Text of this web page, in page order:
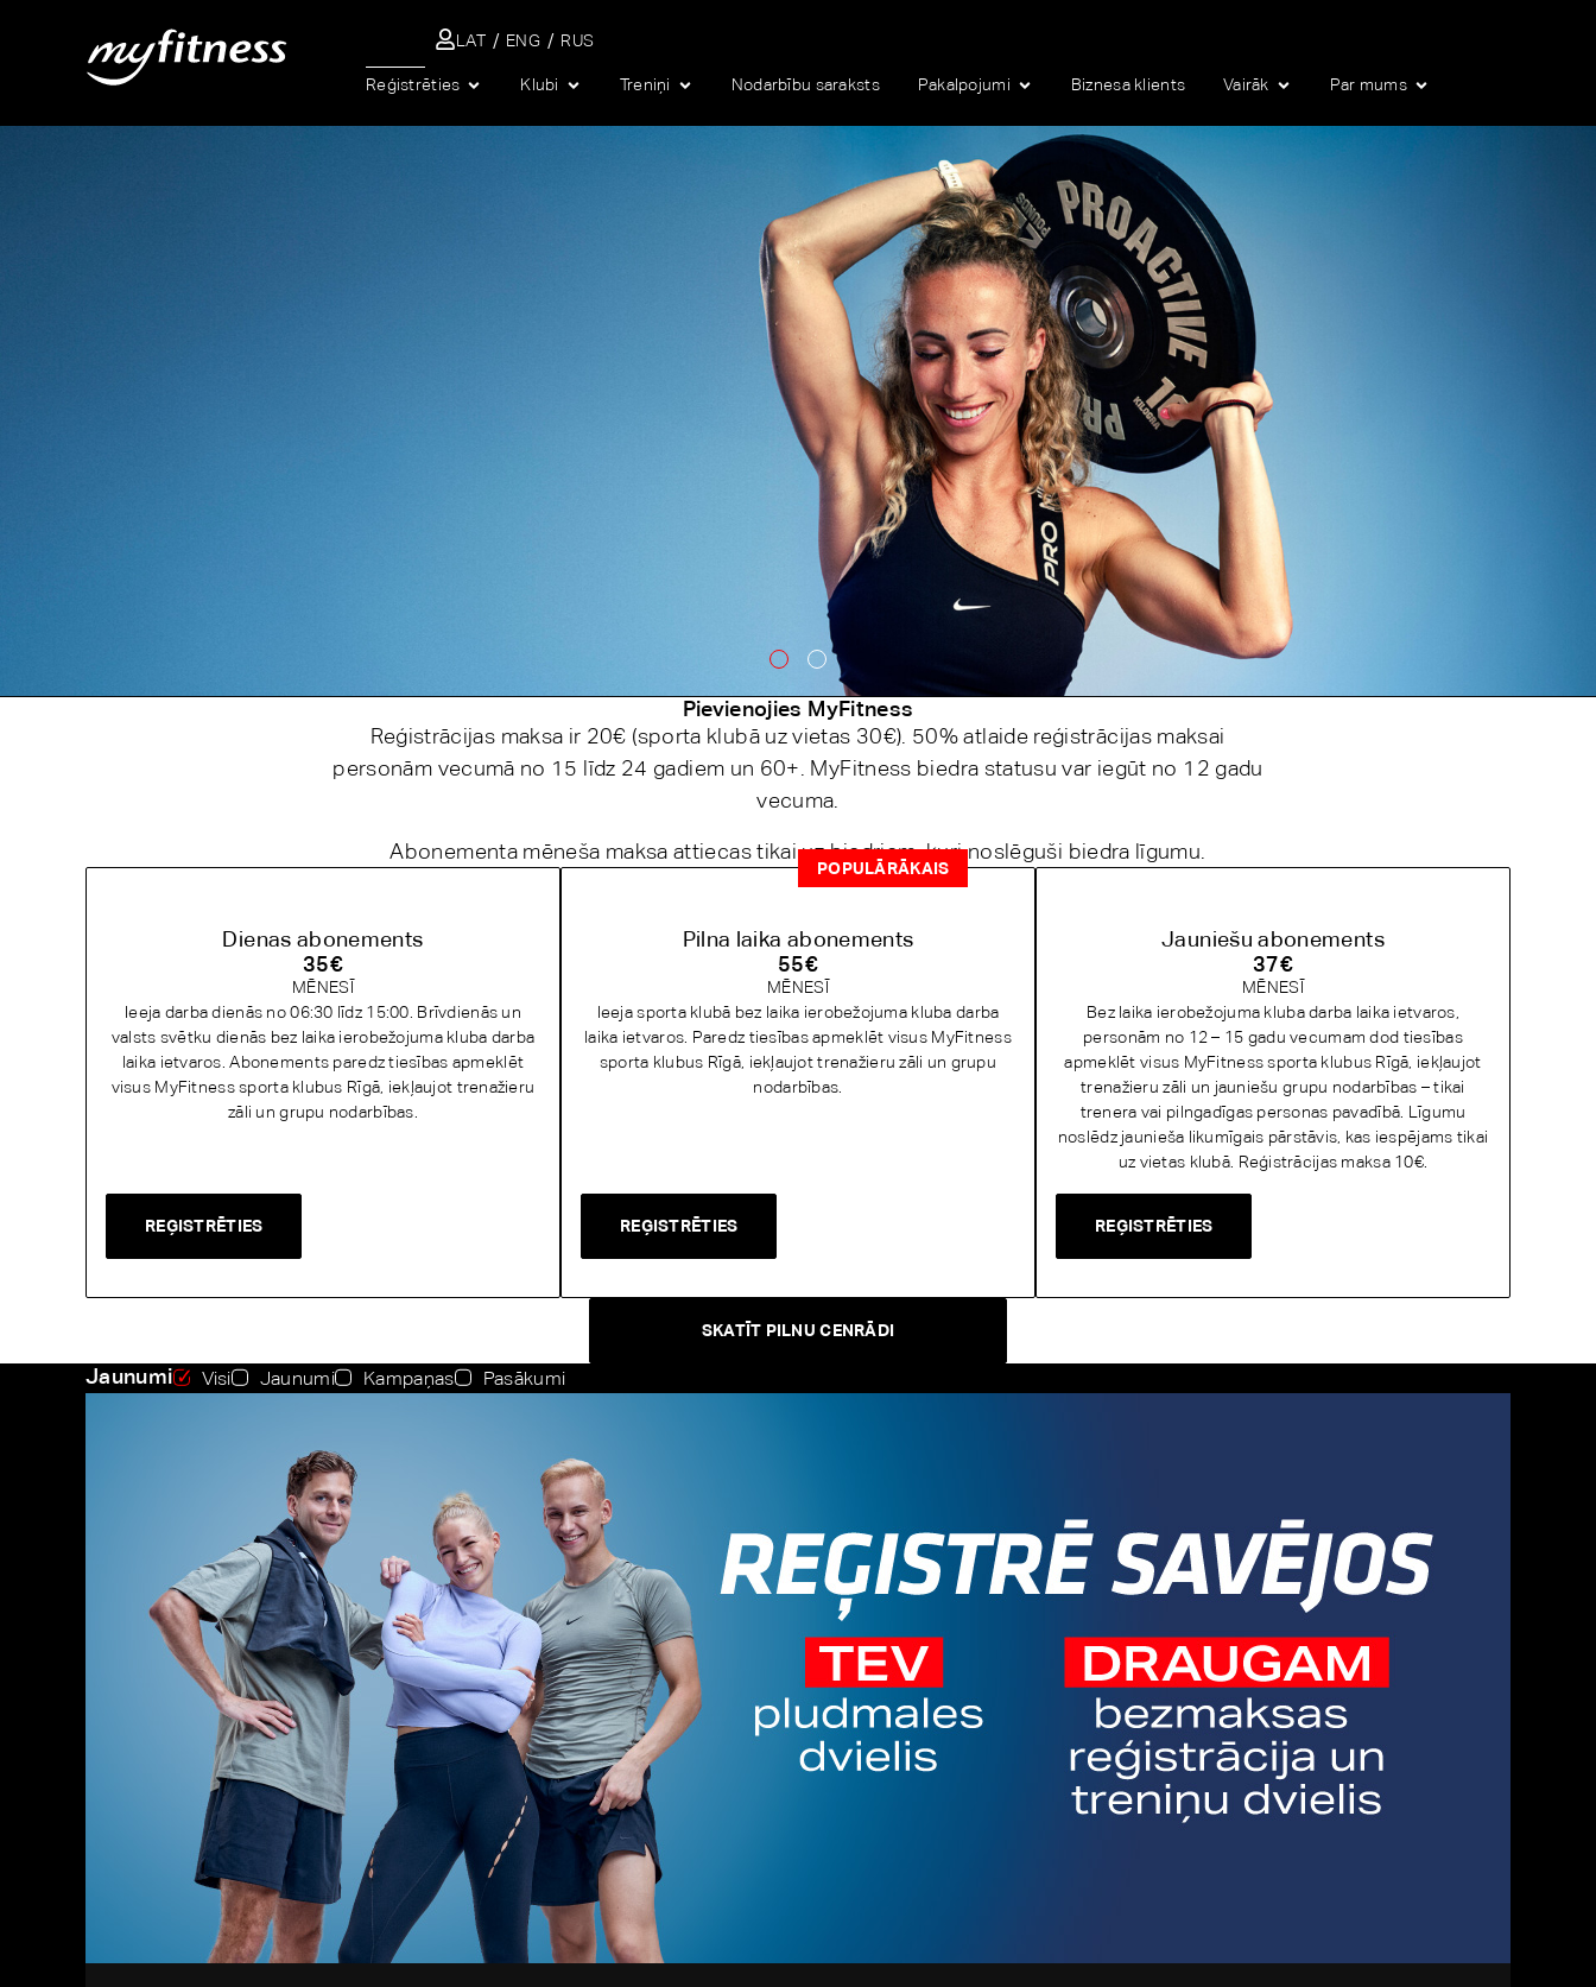
LAT ENG RUS
Reģistrēties Klubi Treniņi Nodarbību saraksts Pakalpojumi Biznesa klients Vairāk Par mums
Mēs radām vidi, kurā Tu vari uzlabot savas dzīves kvalitāti, regulāri trenējoties
REĢISTRĒTIES
Pievienojies MyFitness
Reģistrācijas maksa ir 20€ (sporta klubā uz vietas 30€). 50% atlaide reģistrācijas maksai
personām vecumā no 15 līdz 24 gadiem un 60+. MyFitness biedra statusu var iegūt no 12 gadu
vecuma.
Abonementa mēneša maksa attiecas tikai uz biedriem, kuri noslēguši biedra līgumu.
Dienas abonements
35€
MĒNESĪ
Ieeja darba dienās no 06:30 līdz 15:00. Brīvdienās un
valsts svētku dienās bez laika ierobežojuma kluba darba
laika ietvaros. Abonements paredz tiesības apmeklēt
visus MyFitness sporta klubus Rīgā, iekļaujot trenažieru
zāli un grupu nodarbības.
REĢISTRĒTIES
Pilna laika abonements
POPULĀRĀKAIS
55€
MĒNESĪ
Ieeja sporta klubā bez laika ierobežojuma kluba darba
laika ietvaros. Paredz tiesības apmeklēt visus MyFitness
sporta klubus Rīgā, iekļaujot trenažieru zāli un grupu
nodarbības.
REĢISTRĒTIES
Jauniešu abonements
37€
MĒNESĪ
Bez laika ierobežojuma kluba darba laika ietvaros,
personām no 12 – 15 gadu vecumam dod tiesības
apmeklēt visus MyFitness sporta klubus Rīgā, iekļaujot
trenažieru zāli un jauniešu grupu nodarbības – tikai
trenera vai pilngadīgas personas pavadībā. Līgumu
noslēdz jaunieša likumīgais pārstāvis, kas iespējams tikai
uz vietas klubā. Reģistrācijas maksa 10€.
REĢISTRĒTIES
SKATĪT PILNU CENRĀDI
Jaunumi Jaunumi Kampaņas Pasākumi
Visi